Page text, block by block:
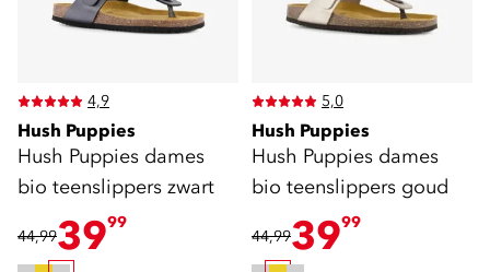
4,9
Hush Puppies
Hush Puppies dames
bio teenslippers zwart
44,993999
5,0
Hush Puppies
Hush Puppies dames
bio teenslippers goud
44,993999